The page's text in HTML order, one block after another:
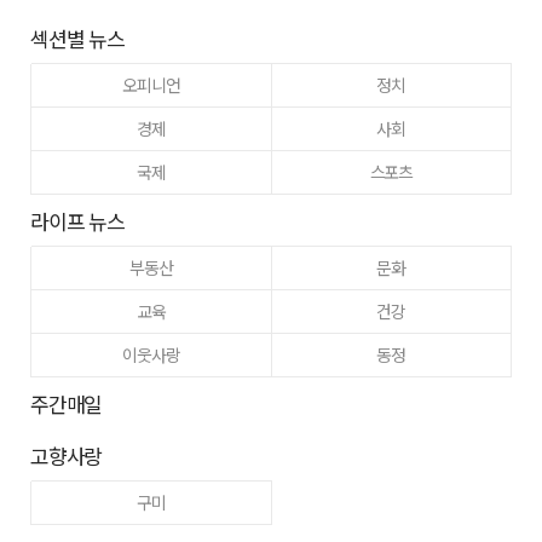
섹션별 뉴스
오피니언
정치
경제
사회
국제
스포츠
라이프 뉴스
부동산
문화
교육
건강
이웃사랑
동정
주간매일
고향사랑
구미